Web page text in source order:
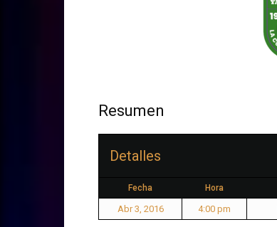
Resumen
Detalles
Fecha Hora
Abr 3, 2016 4:00 pm